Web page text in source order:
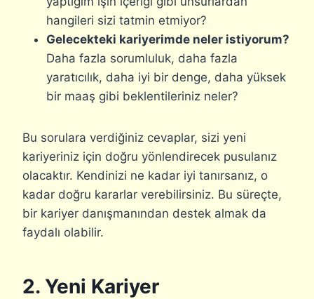
hangileri sizi tatmin etmiyor?
Gelecekteki kariyerimde neler istiyorum?
Daha fazla sorumluluk, daha fazla
yaratıcılık, daha iyi bir denge, daha yüksek
bir maaş gibi beklentileriniz neler?
Bu sorulara verdiğiniz cevaplar, sizi yeni
kariyeriniz için doğru yönlendirecek pusulanız
olacaktır. Kendinizi ne kadar iyi tanırsanız, o
kadar doğru kararlar verebilirsiniz. Bu süreçte,
bir kariyer danışmanından destek almak da
faydalı olabilir.
2. Yeni Kariyer